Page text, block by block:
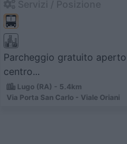
Parcheggio gratuito
centro...
Lugo (RA) - 5.4km
Via Porta San Carlo - Viale Oriani